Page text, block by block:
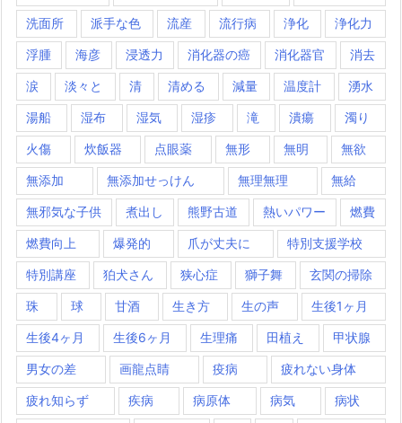
洗面所 派手な色 流産 流行病 浄化 浄化力
浮腫 海彦 浸透力 消化器の癌 消化器官 消去
涙 淡々と 清 清める 減量 温度計 湧水
湯船 湿布 湿気 湿疹 滝 潰瘍 濁り
火傷 炊飯器 点眼薬 無形 無明 無欲
無添加 無添加せっけん 無理無理 無給
無邪気な子供 煮出し 熊野古道 熱いパワー 燃費
燃費向上 爆発的 爪が丈夫に 特別支援学校
特別講座 狛犬さん 狭心症 獅子舞 玄関の掃除
珠 球 甘酒 生き方 生の声 生後1ヶ月
生後4ヶ月 生後6ヶ月 生理痛 田植え 甲状腺
男女の差 画龍点睛 疫病 疲れない身体
疲れ知らず 疾病 病原体 病気 病状